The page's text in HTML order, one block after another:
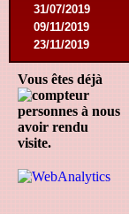
31/07/2019
09/11/2019
23/11/2019
Vous êtes déjà
personnes à nous
avoir rendu
visite.